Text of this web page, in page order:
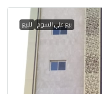
بيع علي السوم للبيع